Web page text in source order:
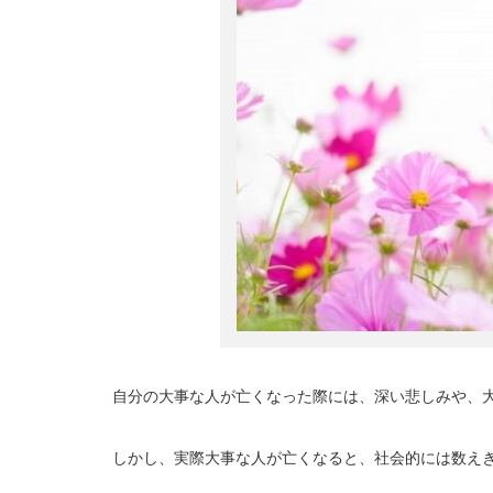
自分の大事な人が亡くなった際には、深い悲しみや、
しかし、実際大事な人が亡くなると、社会的には数